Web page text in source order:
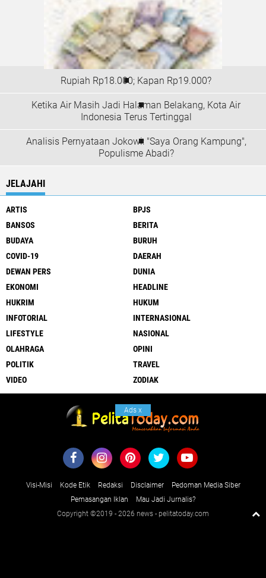
Rupiah Rp18.000; Kapan Rp19.000?
Ketika Air Masih Jadi Halaman Belakang, Kota Air
Indonesia Terus Tertinggal
Analisis Pernyataan Jokowi: "Saya Orang Kampung",
Populisme Abadi?
JELAJAHI
ARTIS
BPJS
BANSOS
BERITA
BUDAYA
BURUH
COVID-19
DAERAH
DEWAN PERS
DUNIA
EKONOMI
HEADLINE
HUKRIM
HUKUM
INFOTORIAL
INTERNASIONAL
LIFESTYLE
NASIONAL
OLAHRAGA
OPINI
POLITIK
TRAVEL
VIDEO
ZODIAK
Visi-Misi Kode Etik Redaksi Disclaimer
Pedoman Media Siber
Pemasangan Iklan
Mau Jadi Jurnalis?
Copyright ©2019 - 2026 news - pelitatoday.com
Ads x